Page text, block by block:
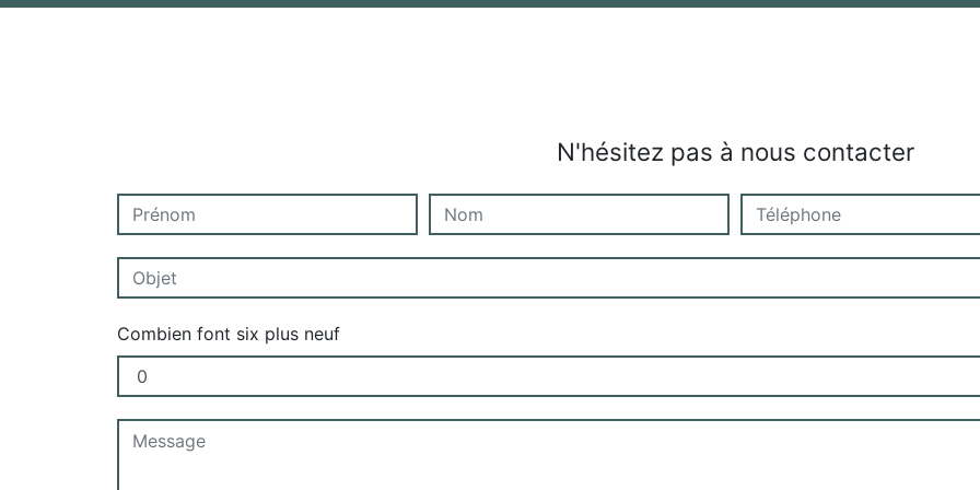
N'hésitez pas à nous contacter
Combien font six plus neuf